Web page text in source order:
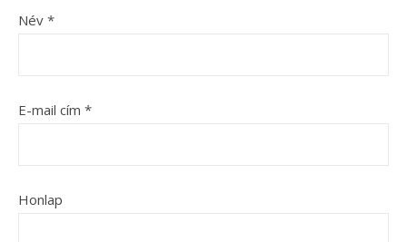
Név *
E-mail cím *
Honlap